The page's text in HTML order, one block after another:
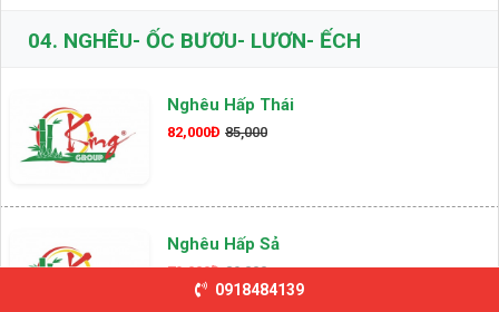
04. NGHÊU- ỐC BƯƠU- LƯƠN- ẾCH
Nghêu Hấp Thái
82,000Đ 85,000
Nghêu Hấp Sả
79,000Đ 89,000
0918484139